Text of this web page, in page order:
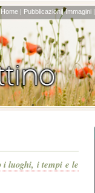
Home | Pubblicazioni| Immagini |
i luoghi, i tempi e le